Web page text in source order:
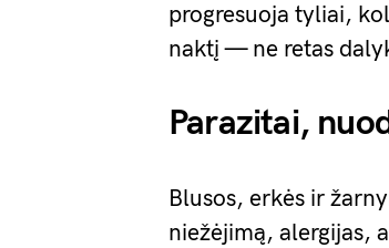
progresuoja tyliai,
naktį — ne retas
Parazitai,
Blusos, erkės ir
niežėjimą, alergijas,